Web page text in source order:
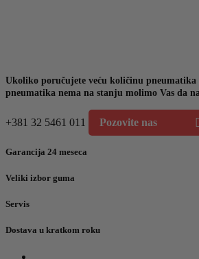
Ukoliko poručujete veću količinu
pneumatika nema na stanju molimo Vas da
+381 32 5461 011 Pozovite nas
Garancija 24 meseca
Veliki izbor guma
Servis
Dostava u kratkom roku